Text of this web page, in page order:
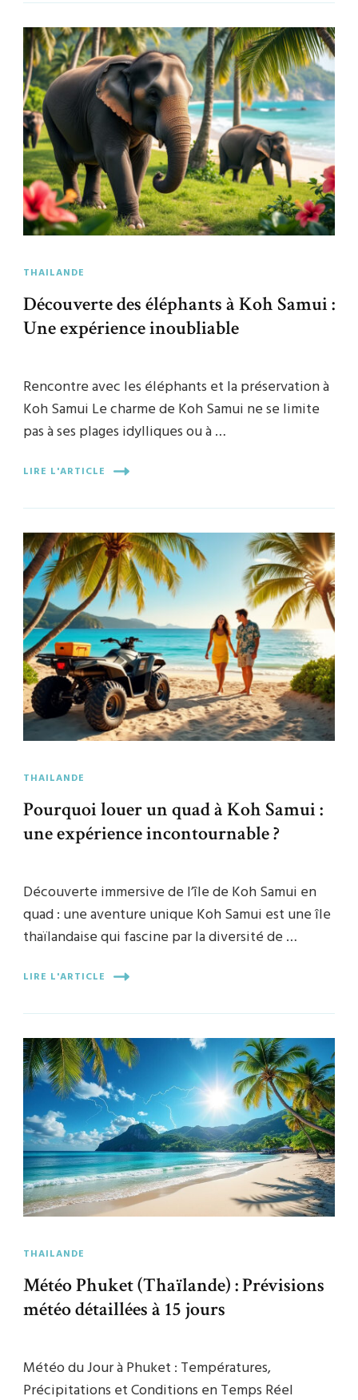
THAILANDE
Découverte des éléphants à Koh Samui :
Une expérience inoubliable
Rencontre avec les éléphants et la préservation à
Koh Samui Le charme de Koh Samui ne se limite
pas à ses plages idylliques ou à …
LIRE L'ARTICLE
THAILANDE
Pourquoi louer un quad à Koh Samui :
une expérience incontournable ?
Découverte immersive de l’île de Koh Samui en
quad : une aventure unique Koh Samui est une île
thaïlandaise qui fascine par la diversité de …
LIRE L'ARTICLE
THAILANDE
Météo Phuket (Thaïlande) : Prévisions
météo détaillées à 15 jours
Météo du Jour à Phuket : Températures,
Précipitations et Conditions en Temps Réel